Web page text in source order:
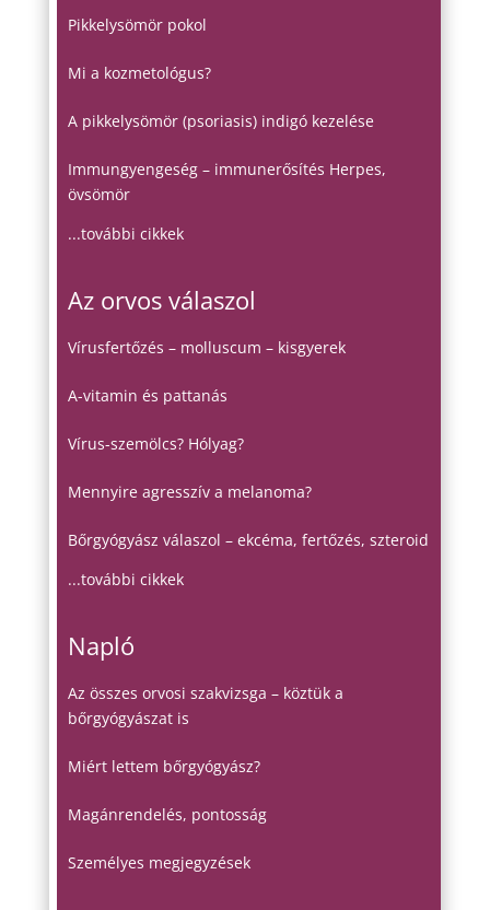
Pikkelysömör pokol
Mi a kozmetológus?
A pikkelysömör (psoriasis) indigó kezelése
Immungyengeség – immunerősítés Herpes,
övsömör
...további cikkek
Az orvos válaszol
Vírusfertőzés – molluscum – kisgyerek
A-vitamin és pattanás
Vírus-szemölcs? Hólyag?
Mennyire agresszív a melanoma?
Bőrgyógyász válaszol – ekcéma, fertőzés, szteroid
...további cikkek
Napló
Az összes orvosi szakvizsga – köztük a
bőrgyógyászat is
Miért lettem bőrgyógyász?
Magánrendelés, pontosság
Személyes megjegyzések